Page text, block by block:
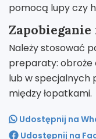
pomocą lupy czy
Należy stosować
preparaty: obroże
lub w specjalnych
między łopatkami.
Udostępnij na
Udostępnij na